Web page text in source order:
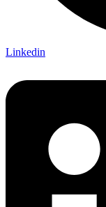
Linkedin